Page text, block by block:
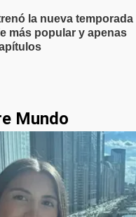
la nueva temporada
más popular y apenas
Mundo